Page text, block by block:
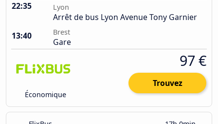
22:35 Lyon
Arrêt de bus Lyon Avenue Tony Garnier
13:40
Brest
Gare
Économique
97 €
Trouvez